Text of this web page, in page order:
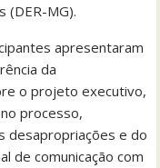
(DER-MG).
apresentaram
da
o projeto executivo,
processo,
desapropriações e do
de comunicação com